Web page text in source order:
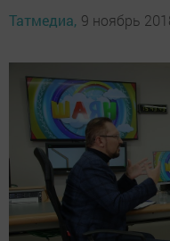
Татмедиа, 9 ноябрь